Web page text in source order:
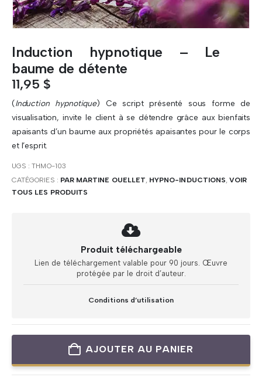
Induction hypnotique – Le
baume de détente
11,95 $
(Induction hypnotique) Ce script présenté sous forme de
visualisation, invite le client à se détendre grâce aux bienfaits
apaisants d’un baume aux propriétés apaisantes pour le corps
et l’esprit.
UGS :THMO-103
CATÉGORIES : PAR MARTINE OUELLET, HYPNO-INDUCTIONS,VOIR
TOUS LES PRODUITS
Produit téléchargeable
Lien de téléchargement valable pour 90 jours. Œuvre
protégée par le droit d’auteur.
Conditions d’utilisation
AJOUTER AU PANIER